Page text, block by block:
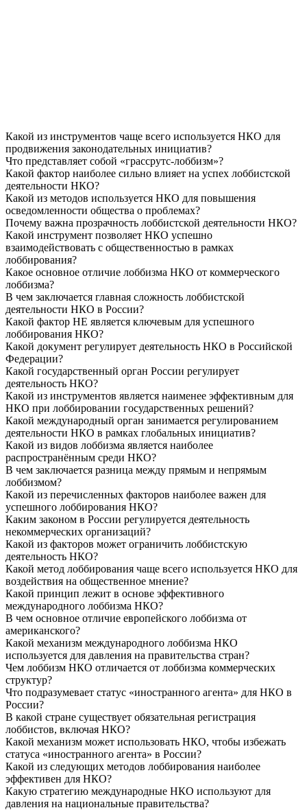
Какой из инструментов чаще всего используется НКО для
продвижения законодательных инициатив?
Что представляет собой «грассрутс-лоббизм»?
Какой фактор наиболее сильно влияет на успех лоббистской
деятельности НКО?
Какой из методов используется НКО для повышения
осведомленности общества о проблемах?
Почему важна прозрачность лоббистской деятельности НКО?
Какой инструмент позволяет НКО успешно
взаимодействовать с общественностью в рамках
лоббирования?
Какое основное отличие лоббизма НКО от коммерческого
лоббизма?
В чем заключается главная сложность лоббистской
деятельности НКО в России?
Какой фактор НЕ является ключевым для успешного
лоббирования НКО?
Какой документ регулирует деятельность НКО в Российской
Федерации?
Какой государственный орган России регулирует
деятельность НКО?
Какой из инструментов является наименее эффективным для
НКО при лоббировании государственных решений?
Какой международный орган занимается регулированием
деятельности НКО в рамках глобальных инициатив?
Какой из видов лоббизма является наиболее
распространённым среди НКО?
В чем заключается разница между прямым и непрямым
лоббизмом?
Какой из перечисленных факторов наиболее важен для
успешного лоббирования НКО?
Каким законом в России регулируется деятельность
некоммерческих организаций?
Какой из факторов может ограничить лоббистскую
деятельность НКО?
Какой метод лоббирования чаще всего используется НКО для
воздействия на общественное мнение?
Какой принцип лежит в основе эффективного
международного лоббизма НКО?
В чем основное отличие европейского лоббизма от
американского?
Какой механизм международного лоббизма НКО
используется для давления на правительства стран?
Чем лоббизм НКО отличается от лоббизма коммерческих
структур?
Что подразумевает статус «иностранного агента» для НКО в
России?
В какой стране существует обязательная регистрация
лоббистов, включая НКО?
Какой механизм может использовать НКО, чтобы избежать
статуса «иностранного агента» в России?
Какой из следующих методов лоббирования наиболее
эффективен для НКО?
Какую стратегию международные НКО используют для
давления на национальные правительства?